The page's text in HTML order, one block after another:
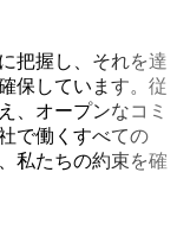
把握し、それを達
保しています。従
、オープンなコミ
で働くすべての
私たちの約束を確